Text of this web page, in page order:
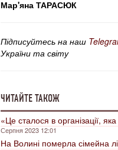
Мар'яна ТАРАСЮК
Підписуйтесь на наш
України та світу
ЧИТАЙТЕ ТАКОЖ
«Це сталося в організації,
Серпня 2023 12:01
На Волині померла сімейна